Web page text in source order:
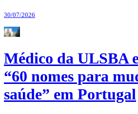
30/07/2026
Médico da ULSBA
“60 nomes para
saúde” em Portugal